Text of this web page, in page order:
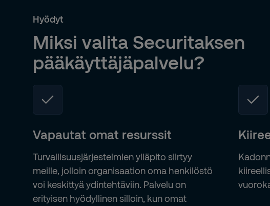
Hyödyt
Miksi valita Securitaksen
pääkäyttäjäpalvelu?
Vapautat omat resurssit
Turvallisuusjärjestelmien ylläpito siirtyy
meille, jolloin organisaation oma henkilöstö
voi keskittyä ydintehtäviin. Palvelu on
erityisen hyödyllinen silloin, kun omat